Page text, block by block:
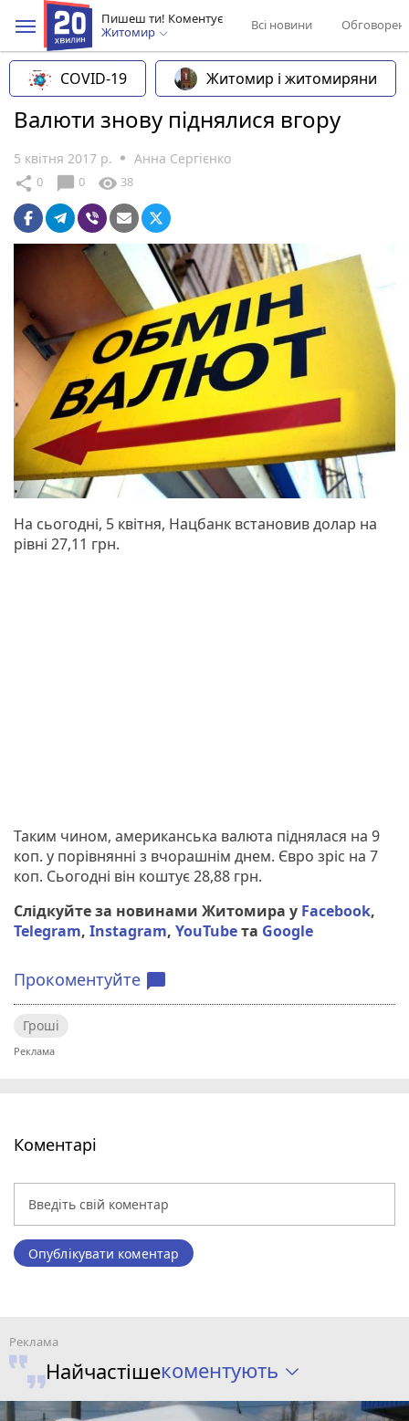
Пишеш ти! Коментує
Житомир
Всі новини
COVID-19 Житомир і житомиряни
Валюти знову піднялися вгору
5 квітня 2017 р. Анна Сергієнко
share 0 chat_bubble 0 visibility 38
На сьогодні, 5 квітня, Нацбанк встановив долар на
рівні 27,11 грн.
Таким чином, американська валюта піднялася на 9
коп. у порівнянні з вчорашнім днем. Євро зріс на 7
коп. Сьогодні він коштує 28,88 грн.
Слідкуйте за новинами Житомира у Facebook,
Telegram, Instagram, YouTubeта Google
Прокоментуйте chat_bubble
Гроші
Коментарі
Опублікувати коментар
Найчастішекоментують